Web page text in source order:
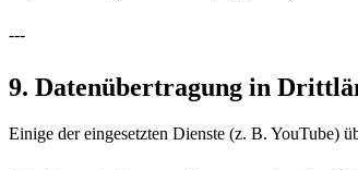
---
9. Datenübertragung in
Einige der eingesetzten Dienste (z. B. YouTube)